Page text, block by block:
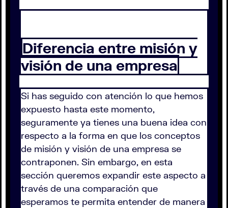
Diferencia entre misión y
visión de una empresa
Si has seguido con atención lo que hemos
expuesto hasta este momento,
seguramente ya tienes una buena idea con
respecto a la forma en que los conceptos
de misión y visión de una empresa se
contraponen. Sin embargo, en esta
sección queremos expandir este aspecto a
través de una comparación que
esperamos te permita entender de manera